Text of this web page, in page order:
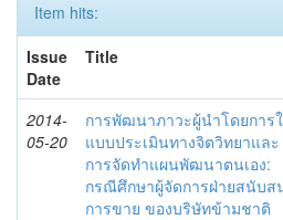
Item hits:
Issue
Date
Title
2014-
05-20
การพัฒนาภาวะผู้นำโดยการ
แบบประเมินทางจิตวิทยาและ
การจัดทำแผนพัฒนาตนเอง:
กรณีศึกษาผู้จัดการฝ่ายสนับส
การขาย ของบริษัทข้ามชาติ